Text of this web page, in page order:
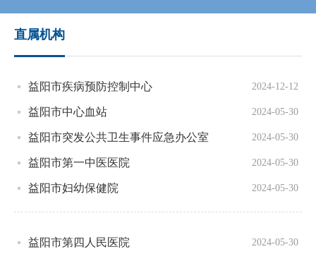
直属机构
益阳市疾病预防控制中心 2024-12-12
益阳市中心血站 2024-05-30
益阳市突发公共卫生事件应急办公室 2024-05-30
益阳市第一中医医院 2024-05-30
益阳市妇幼保健院 2024-05-30
益阳市第四人民医院 2024-05-30